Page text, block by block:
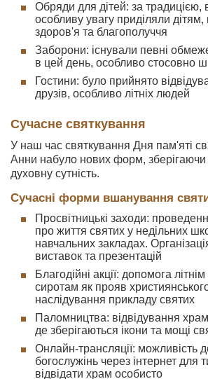
Обряди для дітей: за традицією,
особливу увагу приділяли дітям,
здоров'я та благополуччя
Заборони: існували певні
в цей день, особливо стосовно
Гостини: було прийнято
друзів, особливо літніх людей
Сучасне святкування
У наш час святкування Дня пам'яті
Анни набуло нових форм,
духовну сутність.
Сучасні форми вшанування
Просвітницькі заходи:
про життя святих у недільних
навчальних закладах.
виставок та презентацій
Благодійні акції: допомога
сиротам як прояв
наслідування прикладу святих
Паломництва: відвідування
де зберігаються ікони та мощі
Онлайн-трансляції: можливість
богослужінь через інтернет для
відвідати храм особисто